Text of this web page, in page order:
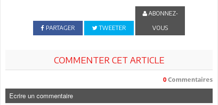
PARTAGER TWEETER
ABONNEZ-
VOUS
COMMENTER CET ARTICLE
0 Commentaires
Ecrire un commentaire